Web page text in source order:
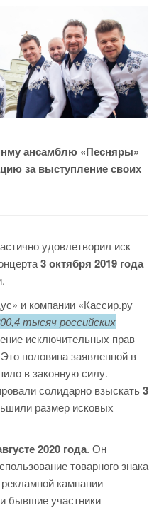
ансамблю «Песняры»
за выступление своих
удовлетворил иск
3 октября 2019 года
и компании «Кассир.ру
тысяч российских
исключительных прав
половина заявленной в
в законную силу.
солидарно взыскать3
размер исковых
2020 года. Он
товарного знака
кампании
бывшие участники